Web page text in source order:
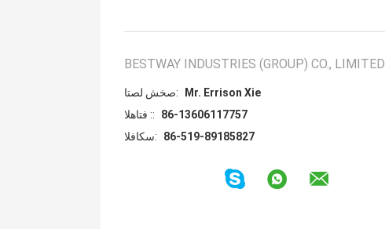
BESTWAY INDUSTRIES (GROUP) CO., LIMITED
اتصل شخص:
Mr. Errison Xie
الهاتف ::
86-13606117757
الفاكس:
86-519-89185827